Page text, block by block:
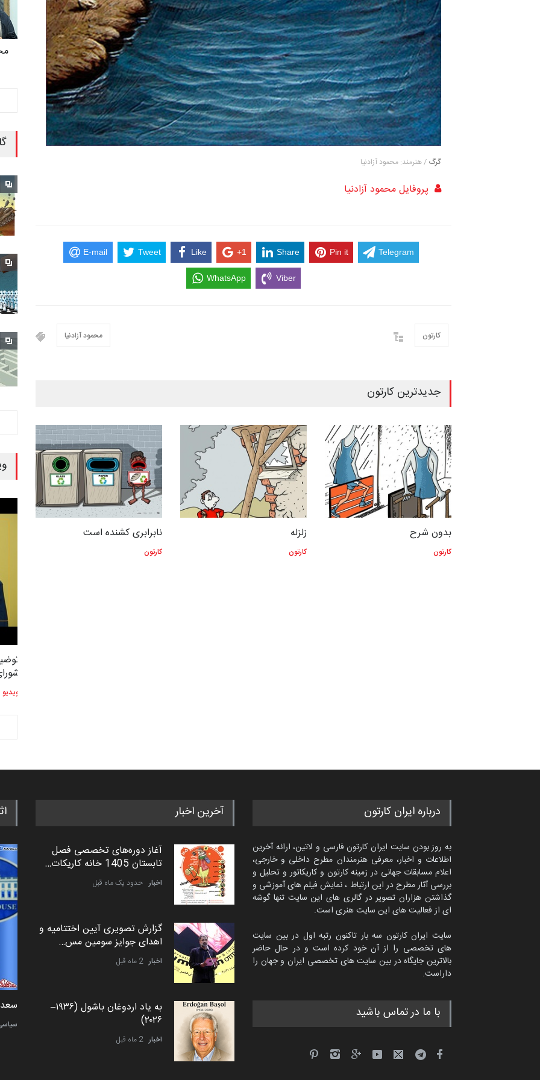
گرگ / هنرمند: محمود آزادنیا
پروفایل محمود آزادنیا
E-mail Tweet Like +1 Share Pin it Telegram
WhatsApp Viber
محمود آزادنیا کارتون
جدیدترین کارتون
نابرابری کشنده است
کارتون
زلزله
کارتون
بدون شرح
کارتون
ویدیو
درباره ایران کارتون
به روز بودن سایت ایران کارتون فارسی و لاتین، ارائه آخرین
اطلاعات و اخبار، معرفی هنرمندان مطرح داخلی و خارجی،
اعلام مسابقات جهانی در زمینه کارتون و کاریکاتور و تحلیل و
بررسی آثار مطرح در این ارتباط ، نمایش فیلم های آموزشی و
گذاشتن هزاران تصویر در گالری های این سایت تنها گوشه
ای از فعالیت های این سایت هنری است.
سایت ایران کارتون سه بار تاکنون رتبه اول در بین سایت
های تخصصی را از آن خود کرده است و در حال حاضر
بالاترین جایگاه در بین سایت های تخصصی ایران و جهان را
داراست.
با ما در تماس باشید
آخرین اخبار
آغاز دوره‌های تخصصی فصل
تابستان 1405 خانه کاریکات…
اخبار حدود یک ماه قبل
گزارش تصویری آیین اختتامیه و
اهدای جوایز سومین مس…
اخبار 2 ماه قبل
به یاد اردوغان باشول (۱۹۳۶–
۲۰۲۶)
اخبار 2 ماه قبل
سعد دمیر نواک از کرواسی
کارتون
امین الحباره از عربستان سعودی
کاریکاتور